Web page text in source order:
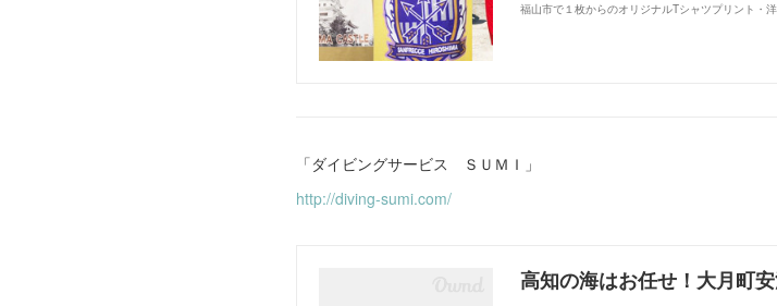
福山市で１枚からのオリジナルTシャツプリント・
「ダイビングサービス ＳＵＭＩ」
http://diving-sumi.com/